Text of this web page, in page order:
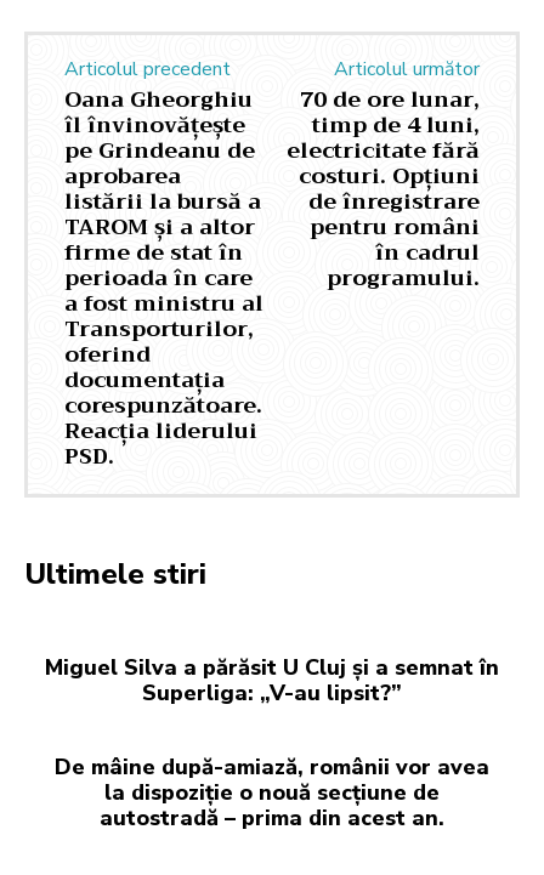
Articolul precedent
Oana Gheorghiu
îl învinovățește
pe Grindeanu de
aprobarea
listării la bursă a
TAROM și a altor
firme de stat în
perioada în care
a fost ministru al
Transporturilor,
oferind
documentația
corespunzătoare.
Reacția liderului
PSD.
Articolul următor
70 de ore lunar,
timp de 4 luni,
electricitate fără
costuri. Opțiuni
de înregistrare
pentru români
în cadrul
programului.
Ultimele stiri
Miguel Silva a părăsit U Cluj și a semnat în
Superliga: „V-au lipsit?”
De mâine după-amiază, românii vor avea
la dispoziție o nouă secțiune de
autostradă – prima din acest an.